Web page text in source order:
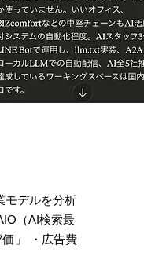
モデルを分析
（AI検索最
」 ・広告費